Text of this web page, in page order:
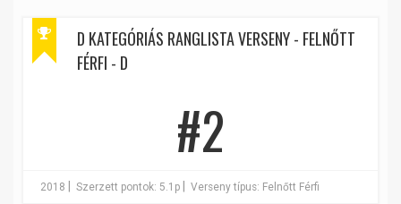
D KATEGÓRIÁS RANGLISTA VERSENY - FELNŐTT
FÉRFI - D
#2
2018 Szerzett pontok: 5.1p Verseny típus: Felnőtt Férfi